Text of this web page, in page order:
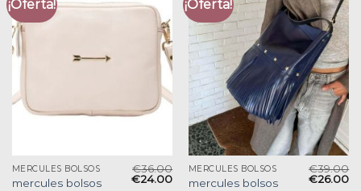
¡Oferta!
MERCULES BOLSOS
mercules bolsos
€36.00
€24.00
¡Oferta!
MERCULES BOLSOS
mercules bolsos
€39.00
€26.00